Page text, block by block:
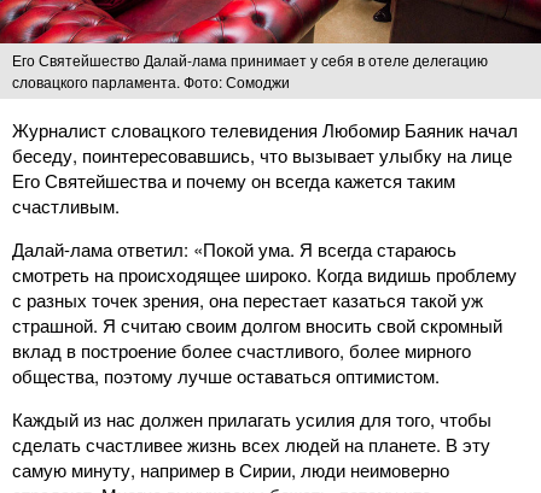
Его Святейшество Далай-лама принимает у себя в отеле делегацию
словацкого парламента. Фото: Сомоджи
Журналист словацкого телевидения Любомир Баяник начал
беседу, поинтересовавшись, что вызывает улыбку на лице
Его Святейшества и почему он всегда кажется таким
счастливым.
Далай-лама ответил: «Покой ума. Я всегда стараюсь
смотреть на происходящее широко. Когда видишь проблему
с разных точек зрения, она перестает казаться такой уж
страшной. Я считаю своим долгом вносить свой скромный
вклад в построение более счастливого, более мирного
общества, поэтому лучше оставаться оптимистом.
Каждый из нас должен прилагать усилия для того, чтобы
сделать счастливее жизнь всех людей на планете. В эту
самую минуту, например в Сирии, люди неимоверно